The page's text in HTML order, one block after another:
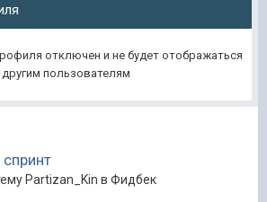
отключен и не будет отображаться
другим пользователям
Partizan_Kin в Фидбек